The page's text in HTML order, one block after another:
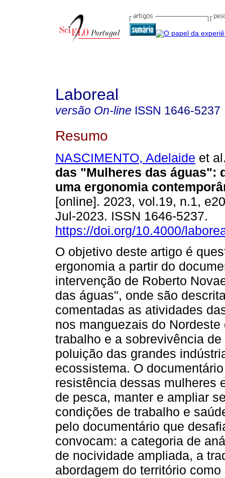
Laboreal
versão On-line ISSN 1646-5237
Resumo
NASCIMENTO, Adelaide et
das "Mulheres das águas":
uma ergonomia
[online]. 2023, vol.19, n.1,
Jul-2023. ISSN 1646-5237.
https://doi.org/10.4000/
O objetivo deste artigo é
ergonomia a partir do
intervenção de Roberto
das águas", onde são
comentadas as atividades
nos manguezais do
trabalho e a sobrevivência
poluição das grandes
ecossistema. O
resistência dessas mulheres
de pesca, manter e ampliar
condições de trabalho e
pelo documentário que
convocam: a categoria de
de nocividade ampliada, a
abordagem do território